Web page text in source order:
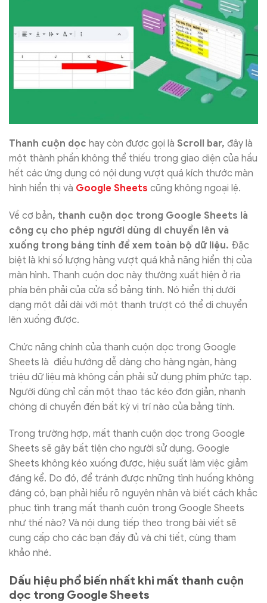
Thanh cuộn dọc hay còn được gọi là Scroll bar, đây là
một thành phần không thể thiếu trong giao diện của hầu
hết các ứng dụng có nội dung vượt quá kích thước màn
hình hiển thị và Google Sheets cũng không ngoại lệ.
Về cơ bản, thanh cuộn dọc trong Google Sheets là
công cụ cho phép người dùng di chuyển lên và
xuống trong bảng tính để xem toàn bộ dữ liệu. Đặc
biệt là khi số lượng hàng vượt quá khả năng hiển thị của
màn hình. Thanh cuộn dọc này thường xuất hiện ở rìa
phía bên phải của cửa sổ bảng tính. Nó hiển thị dưới
dạng một dải dài với một thanh trượt có thể di chuyển
lên xuống được.
Chức năng chính của thanh cuộn dọc trong Google
Sheets là điều hướng dễ dàng cho hàng ngàn, hàng
triệu dữ liệu mà không cần phải sử dụng phím phức tạp.
Người dùng chỉ cần một thao tác kéo đơn giản, nhanh
chóng di chuyển đến bất kỳ vị trí nào của bảng tính.
Trong trường hợp, mất thanh cuộn dọc trong Google
Sheets sẽ gây bất tiện cho người sử dụng. Google
Sheets không kéo xuống được, hiệu suất làm việc giảm
đáng kể. Do đó, để tránh được những tình huống không
đáng có, bạn phải hiểu rõ nguyên nhân và biết cách khắc
phục tình trạng mất thanh cuộn trong Google Sheets
như thế nào? Và nội dung tiếp theo trong bài viết sẽ
cung cấp cho các bạn đầy đủ và chi tiết, cùng tham
khảo nhé.
Dấu hiệu phổ biến nhất khi mất thanh cuộn
dọc trong Google Sheets